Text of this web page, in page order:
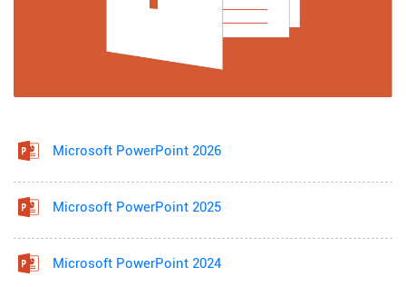
Microsoft PowerPoint 2026
Microsoft PowerPoint 2025
Microsoft PowerPoint 2024